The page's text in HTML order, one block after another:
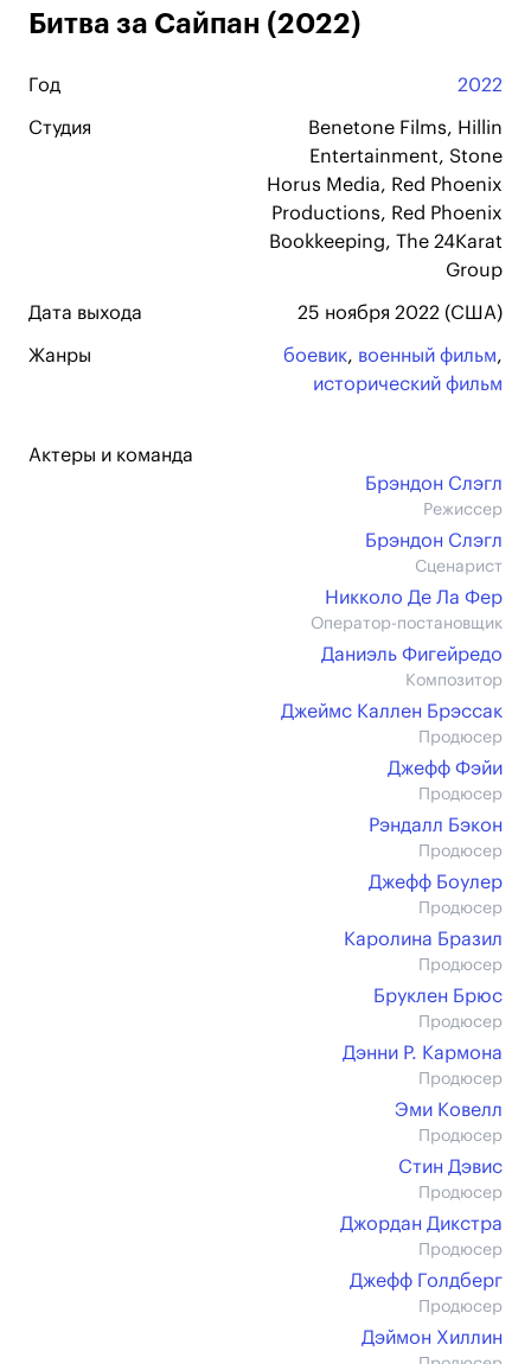
Битва за Сайпан (2022)
Год 2022
Студия
Benetone Films, Hillin
Entertainment, Stone
Horus Media, Red Phoenix
Productions, Red Phoenix
Bookkeeping, The 24Karat
Group
Дата выхода 25 ноября 2022 (США)
Жанры боевик, военный фильм,
исторический фильм
Актеры и команда
Брэндон Слэгл
Режиссер
Брэндон Слэгл
Сценарист
Никколо Де Ла Фер
Оператор-постановщик
Даниэль Фигейредо
Композитор
Джеймс Каллен Брэссак
Продюсер
Джефф Фэйи
Продюсер
Рэндалл Бэкон
Продюсер
Джефф Боулер
Продюсер
Каролина Бразил
Продюсер
Бруклен Брюс
Продюсер
Дэнни Р. Кармона
Продюсер
Эми Ковелл
Продюсер
Стин Дэвис
Продюсер
Джордан Дикстра
Продюсер
Джефф Голдберг
Продюсер
Дэймон Хиллин